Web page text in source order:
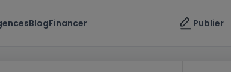
BlogFinancer Publier